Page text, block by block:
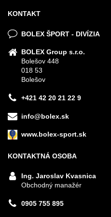
KONTAKT
BOLEX ŠPORT - DIVÍZIA
BOLEX Group s.r.o.
Bolešov 448
018 53
Bolešov
+421 42 20 21 22 9
info@bolex.sk
www.bolex-sport.sk
KONTAKTNÁ OSOBA
Ing. Jaroslav Kvasnica
Obchodný manažér
0905 755 895